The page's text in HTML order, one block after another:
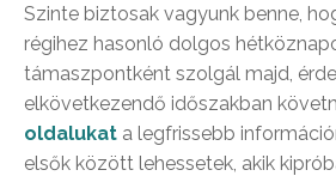
Szinte biztosak vagyunk benne,
régihez hasonló dolgos
támaszpontként szolgál majd,
elkövetkezendő időszakban
oldalukat a legfrissebb
elsők között lehessetek, akik